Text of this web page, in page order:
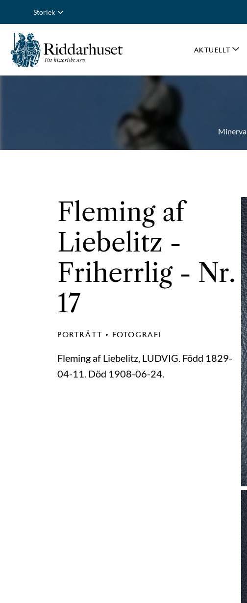
Storlek
AKTUELLT
Minerva
Fleming af
Liebelitz -
Friherrlig - Nr.
17
PORTRÄTT • FOTOGRAFI
Fleming af Liebelitz, LUDVIG. Född 1829-
04-11. Död 1908-06-24.